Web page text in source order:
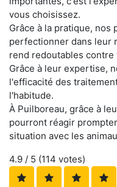
vous choisissez.
Grâce à la pratique, nos
perfectionner dans leur
rend redoutables contre
Grâce à leur expertise,
l'efficacité des
l'habitude.
À Puilboreau, grâce à
pourront réagir
situation avec les
4.9 / 5 (114 votes)